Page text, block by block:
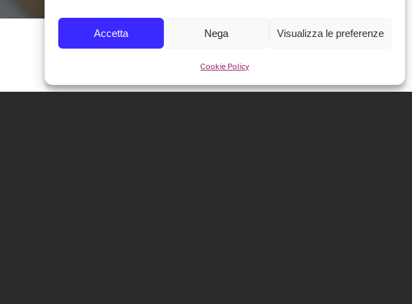
Accetta Nega Visualizza le preferenze
Cookie Policy